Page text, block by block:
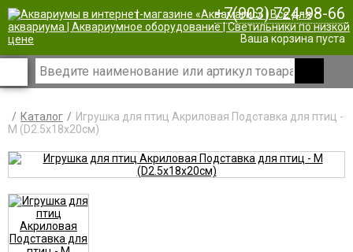
| +7(903) 724-98-66
Ваша корзина пуста
Каталог
Игрушка для птиц Акриловая Подставка для птиц -
М (D2.5x18x20см)